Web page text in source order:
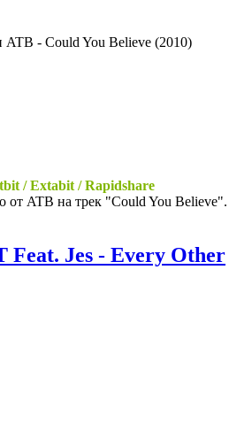
/ Extabit / Rapidshare
от ATB на трек "Could You Believe".
Feat. Jes - Every Other